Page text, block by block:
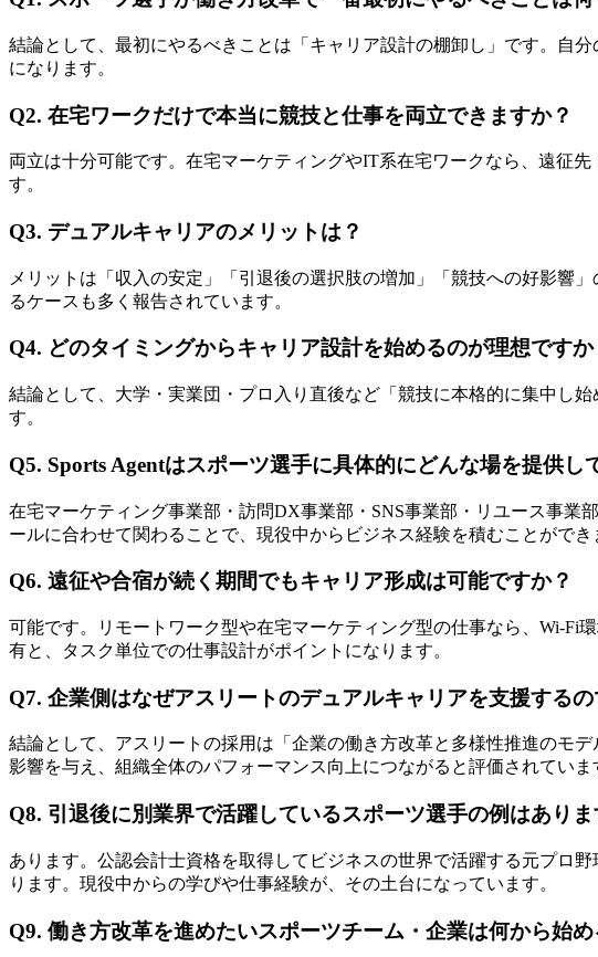
結論として、最初にやるべきことは「キャリア設計の棚卸し」です。自
になります。
Q2. 在宅ワークだけで本当に競技と仕事を両立できますか？
両立は十分可能です。在宅マーケティングやIT系在宅ワークなら、遠征
す。
Q3. デュアルキャリアのメリットは？
メリットは「収入の安定」「引退後の選択肢の増加」「競技への好影響
るケースも多く報告されています。
Q4. どのタイミングからキャリア設計を始めるのが理想ですか
結論として、大学・実業団・プロ入り直後など「競技に本格的に集中し
す。
Q5. Sports Agentはスポーツ選手に具体的にどんな場を提供し
在宅マーケティング事業部・訪問DX事業部・SNS事業部・リユース事業
ールに合わせて関わることで、現役中からビジネス経験を積むことができ
Q6. 遠征や合宿が続く期間でもキャリア形成は可能ですか？
可能です。リモートワーク型や在宅マーケティング型の仕事なら、Wi-Fi
有と、タスク単位での仕事設計がポイントになります。
Q7. 企業側はなぜアスリートのデュアルキャリアを支援するの
結論として、アスリートの採用は「企業の働き方改革と多様性推進のモ
影響を与え、組織全体のパフォーマンス向上につながると評価されていま
Q8. 引退後に別業界で活躍しているスポーツ選手の例はありま
あります。公認会計士資格を取得してビジネスの世界で活躍する元プロ
ります。現役中からの学びや仕事経験が、その土台になっています。
Q9. 働き方改革を進めたいスポーツチーム・企業は何から始め